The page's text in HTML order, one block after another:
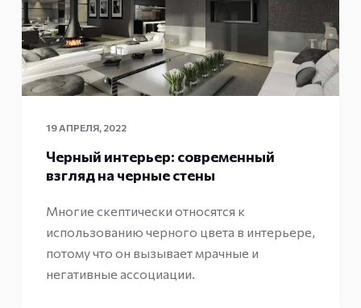
19 АПРЕЛЯ, 2022
Черный интерьер: современный
взгляд на черные стены
Многие скептически относятся к
использованию черного цвета в интерьере,
потому что он вызывает мрачные и
негативные ассоциации.